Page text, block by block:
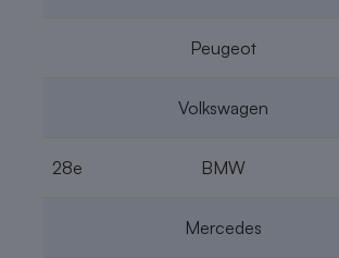
Peugeot
Volkswagen
28e BMW
Mercedes